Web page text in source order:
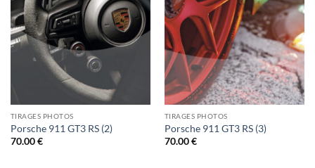
TIRAGES PHOTOS
Porsche 911 GT3 RS (2)
70.00€
TIRAGES PHOTOS
Porsche 911 GT3 RS (3)
70.00€